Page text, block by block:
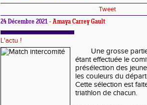
Tweet
24 Décembre 2021 - Amaya Carrey Gault
L'actu !
Une grosse
étant effectuée le
présélection des
les couleurs du
Cette sélection est
triathlon de chacun.